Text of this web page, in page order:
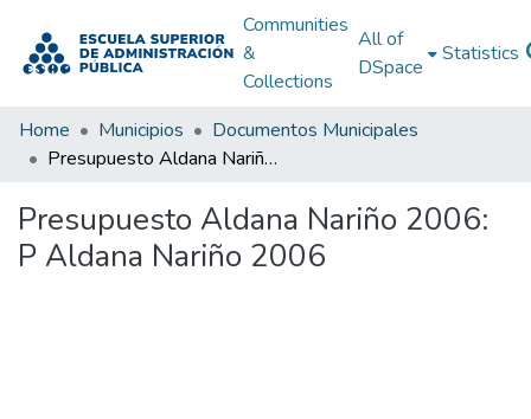
Communities
&
Collections
All of
DSpace
Statistics
Home Municipios
Documentos Municipales
Presupuesto Aldana Nariño 2006: P Aldana Nariño 2006
Presupuesto Aldana Nariño 2006:
P Aldana Nariño 2006